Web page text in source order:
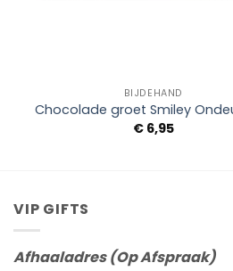
BIJDEHAND
Chocolade groet Smiley
€6,95
VIP GIFTS
Afhaaladres (Op Afspraak)